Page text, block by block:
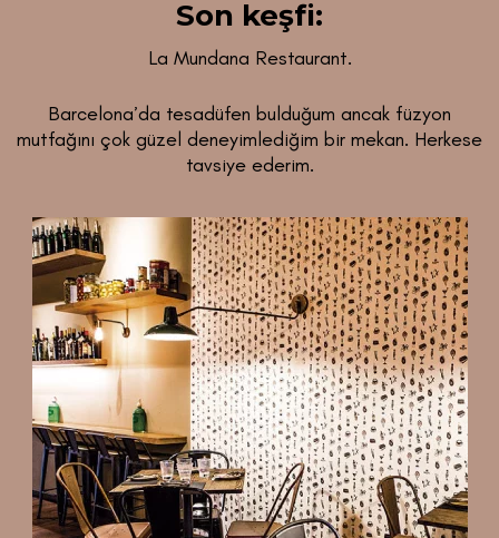
Son keşfi:
La Mundana Restaurant.
Barcelona’da tesadüfen bulduğum ancak füzyon
mutfağını çok güzel deneyimlediğim bir mekan. Herkese
tavsiye ederim.